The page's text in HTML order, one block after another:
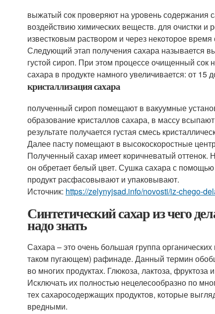
выжатый сок проверяют на уровень содержания
воздействию химических веществ. для очистки и
известковым раствором и через некоторое
Следующий этап получения сахара называется
густой сироп. При этом процессе очищенный сок
сахара в продукте намного увеличивается: от 15
кристаллизация сахара
полученный сироп помещают в вакуумные
образование кристаллов сахара, в массу
результате получается густая смесь
Далее пасту помещают в высокоскоростные
Полученный сахар имеет коричневатый оттенок.
он обретает белый цвет. Сушка сахара с
продукт расфасовывают и упаковывают.
Источник: https://zelynyjsad.info/novosti/iz-chego-
Синтетический сахар из чего
надо знать
Сахара – это очень большая группа
таком пугающем) рафинаде. Данный термин
во многих продуктах. Глюкоза, лактоза,
Исключать их полностью нецелесообразно по
тех сахаросодержащих продуктов, которые
вредными.